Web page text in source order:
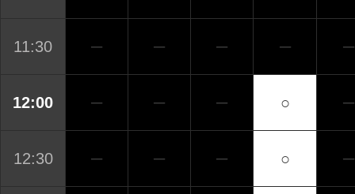
11:30 ─ ─ ─ ─ ─
12:00 ─ ─ ─ ○ ─
12:30 ─ ─ ─ ○ ─